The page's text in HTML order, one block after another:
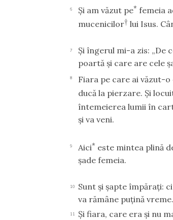
6 Şi am văzut pe* femeia
mucenicilor† lui Isus.
7
Şi îngerul mi-a zis: „De
poartă şi care are cele
8 Fiara pe care ai văzut-o
ducă la pierzare. Şi
întemeierea lumii în
şi va veni.
9 Aici* este mintea plină
şade femeia.
10
Sunt şi şapte împăraţi:
va rămâne puţină vreme.
11
Şi fiara, care era şi nu